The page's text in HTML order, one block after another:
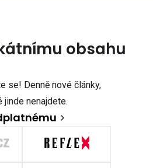
obsahu
se! Denně nové články,
nenajdete.